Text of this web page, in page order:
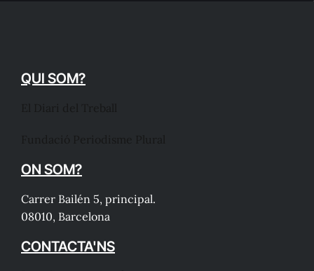
QUI SOM?
ON SOM?
Carrer Bailén 5, principal.
08010, Barcelona
CONTACTA'NS